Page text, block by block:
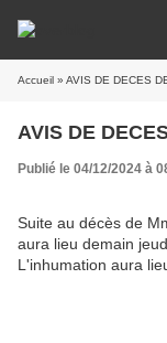
Accueil » AVIS DE DECES
AVIS DE
Publié le 04/12/2024 à
Suite au décès de
aura lieu demain
L'inhumation aura